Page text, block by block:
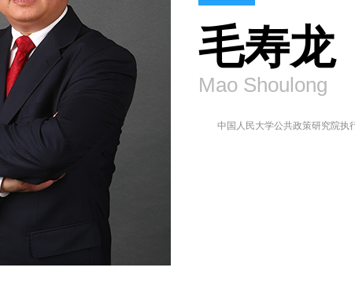
毛寿龙
Mao Shoulong
中国人民大学公共政策研究院执